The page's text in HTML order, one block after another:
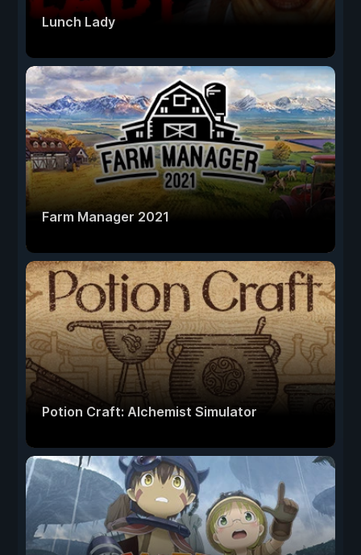
Lunch Lady
Farm Manager 2021
Potion Craft: Alchemist Simulator